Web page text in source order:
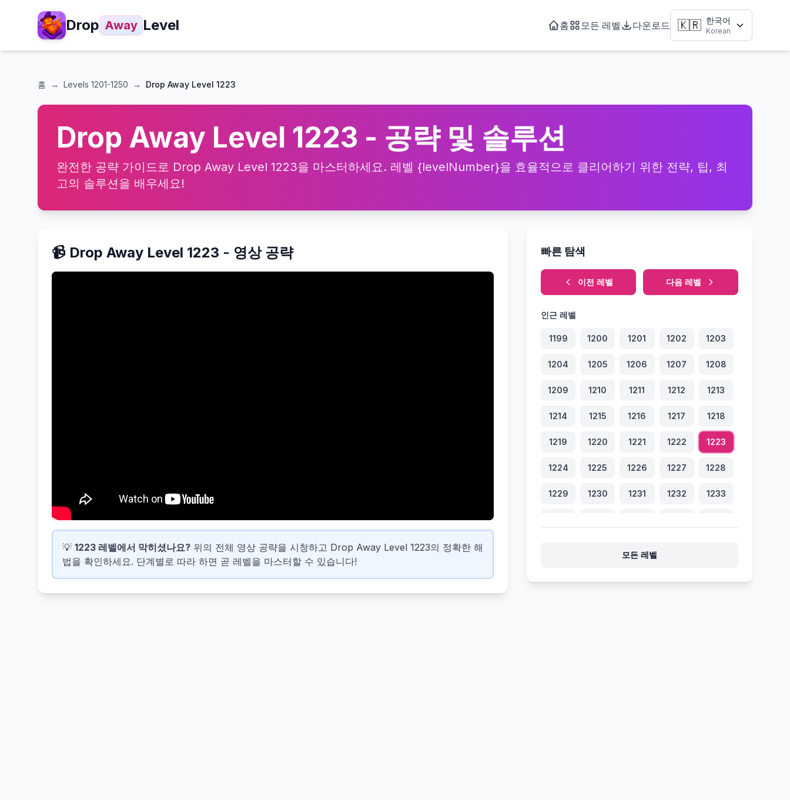
Drop Away Level 홈 모든 레벨 다운로드 🇰🇷 한국어
Korean
홈 → Levels 1201-1250 → Drop Away Level 1223
Drop Away Level 1223 - 공략 및 솔루션
완전한 공략 가이드로 Drop Away Level 1223을 마스터하세요. 레벨 {levelNumber}을 효율적으로 클리어하기 위한 전략, 팁, 최
고의 솔루션을 배우세요!
📹 Drop Away Level 1223 - 영상 공략
💡 1223 레벨에서 막히셨나요? 위의 전체 영상 공략을 시청하고 Drop Away Level 1223의 정확한 해
법을 확인하세요. 단계별로 따라 하면 곧 레벨을 마스터할 수 있습니다!
빠른 탐색
이전 레벨 다음 레벨
인근 레벨
1199 1200 1201 1202 1203
1204 1205 1206 1207 1208
1209 1210 1211 1212 1213
1214 1215 1216 1217 1218
1219 1220 1221 1222 1223
1224 1225 1226 1227 1228
1229 1230 1231 1232 1233
모든 레벨